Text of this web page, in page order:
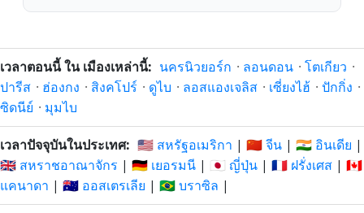
เวลาตอนนี้ ใน เมืองเหล่านี้: นครนิวยอร์ก · ลอนดอน · โตเกียว ·
ปารีส · ฮ่องกง · สิงคโปร์ · ดูไบ · ลอสแองเจลิส · เซี่ยงไฮ้ · ปักกิ่ง ·
ซิดนีย์ · มุมไบ
เวลาปัจจุบันในประเทศ: 🇺🇸 สหรัฐอเมริกา | 🇨🇳 จีน | 🇮🇳 อินเดีย |
🇬🇧 สหราชอาณาจักร | 🇩🇪 เยอรมนี | 🇯🇵 ญี่ปุ่น | 🇫🇷 ฝรั่งเศส | 🇨🇦
แคนาดา | 🇦🇺 ออสเตรเลีย | 🇧🇷 บราซิล |